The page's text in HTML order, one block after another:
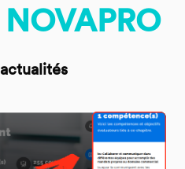
NOVAPRO
actualités